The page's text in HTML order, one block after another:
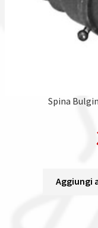
Spina
Aggiungi